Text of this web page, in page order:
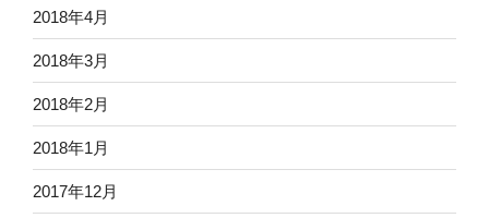
2018年4月
2018年3月
2018年2月
2018年1月
2017年12月